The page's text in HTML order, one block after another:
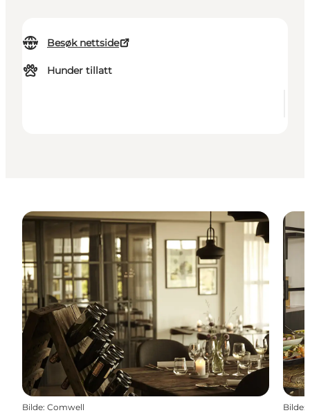
Besøk nettside
Hunder tillatt
Bilde: Comwell Bilde: